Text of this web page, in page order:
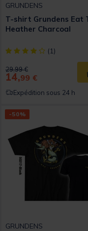
GRUNDENS
T-shirt Grundens Eat
Heather Charcoal
[object Object] out of 5
(1)
Price reduced from
29,99 €to
14,99 €
Expédition sous 24 h
-50%
GRUNDENS